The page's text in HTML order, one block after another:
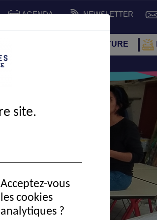
AGENDA NEWSLETTER
VIE SPORT ET CULTURE
site.
Acceptez-vous
les cookies
analytiques ?